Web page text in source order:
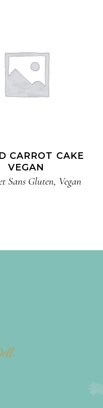
CARROT CAKE
VEGAN
Sans Gluten, Vegan